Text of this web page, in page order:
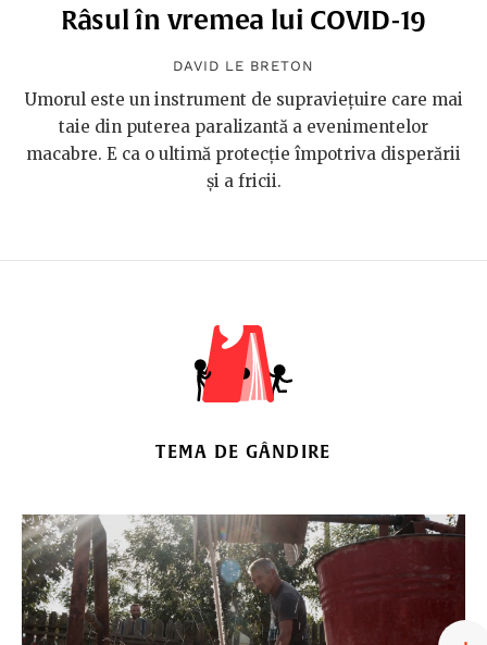
Râsul în vremea lui COVID-19
DAVID LE BRETON
Umorul este un instrument de supraviețuire care mai
taie din puterea paralizantă a evenimentelor
macabre. E ca o ultimă protecție împotriva disperării
și a fricii.
TEMA DE GÂNDIRE